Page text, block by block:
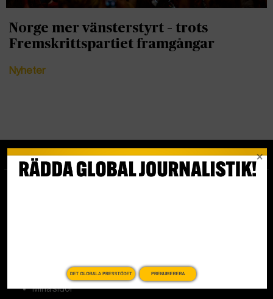
Norge mer vänsterstyrt – trots
Fremskrittspartiet framgångar
Nyheter
Kundservice och support
Mina sidor
DET GLOBALA PRESSTÖDET PRENUMERERA